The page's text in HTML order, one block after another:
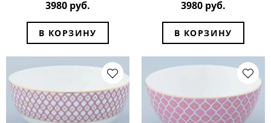
3980 руб.
В КОРЗИНУ
3980 руб.
В КОРЗИНУ